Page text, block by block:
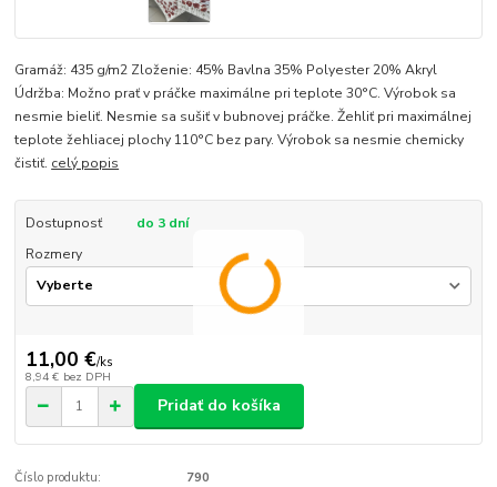
Gramáž: 435 g/m2 Zloženie: 45% Bavlna 35% Polyester 20% Akryl
Údržba: Možno prať v práčke maximálne pri teplote 30°C. Výrobok sa
nesmie bieliť. Nesmie sa sušiť v bubnovej práčke. Žehliť pri maximálnej
teplote žehliacej plochy 110°C bez pary. Výrobok sa nesmie chemicky
čistiť. celý popis
Dostupnosť
do 3 dní
Rozmery
11,00 €/ks
8,94 € bez DPH
Pridať do košíka
Číslo produktu: 790